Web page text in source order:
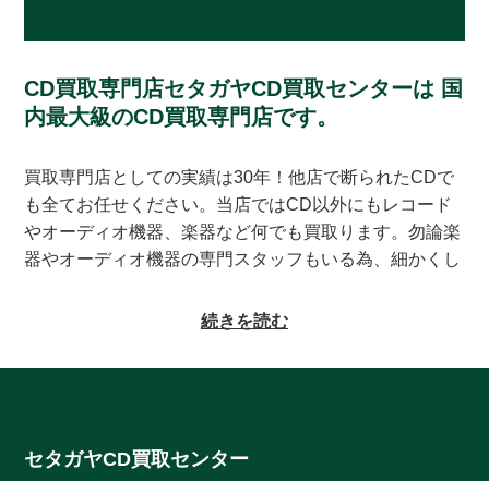
CD買取専門店セタガヤCD買取センターは 国
内最大級のCD買取専門店です。
買取専門店としての実績は30年！他店で断られたCDで
も全てお任せください。当店ではCD以外にもレコード
やオーディオ機器、楽器など何でも買取ります。勿論楽
器やオーディオ機器の専門スタッフもいる為、細かくし
買取専門店もある為、古いレコードの処分に困っている
ジャンルなんでも大丈夫！ロック、ジャズ、ソウル、歌
も知らないマイナータイトルまで何でもお売りくださ
続きを読む
セタガヤCD買取センター